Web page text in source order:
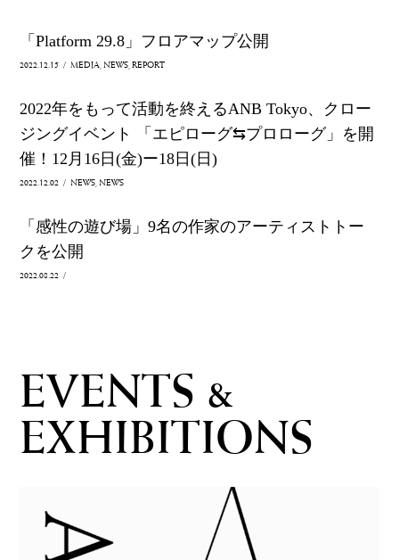
「Platform 29.8」フロアマップ公開
2022.12.15 / MEDIA NEWS REPORT
2022年をもって活動を終えるANB Tokyo、クロー
ジングイベント 「エピローグ⇆プロローグ」を開
催！12月16日(金)ー18日(日)
2022.12.02 / NEWS NEWS
「感性の遊び場」9名の作家のアーティストトー
クを公開
2022.08.22 /
EVENTS &
EXHIBITIONS